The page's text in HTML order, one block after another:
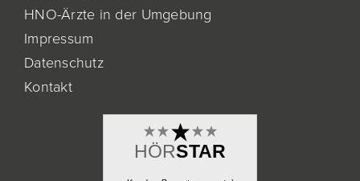
HNO-Ärzte in der Umgebung
Impressum
Datenschutz
Kontakt
HÖRSTAR